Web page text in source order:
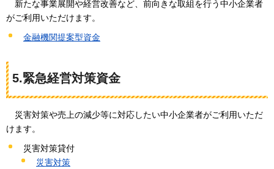
新たな事業展開や経営改善など、前向きな取組を行う中小企業者
がご利用いただけます。
金融機関提案型資金
5.緊急経営対策資金
災害対策や売 上の減少等に対応したい中小企業者がご利用いただ
けます。
災害対策貸付
災害対策